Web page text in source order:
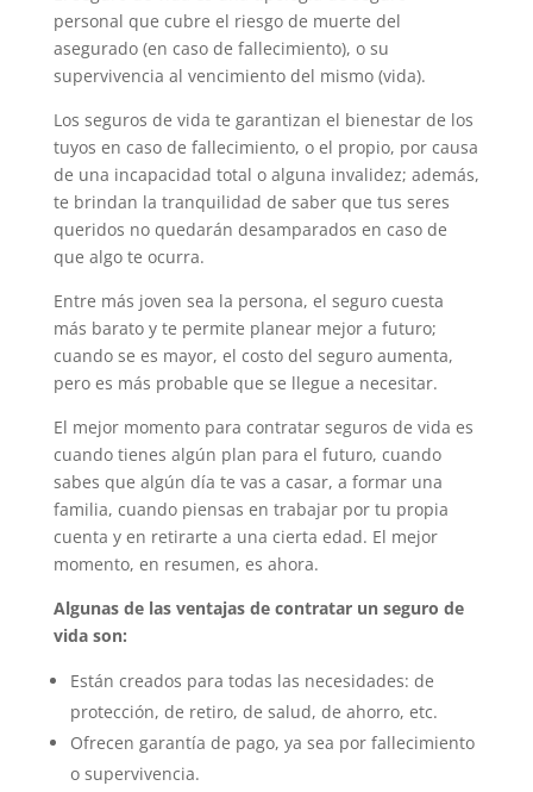
personal que cubre el riesgo de muerte del
asegurado (en caso de fallecimiento), o su
supervivencia al vencimiento del mismo (vida).
Los seguros de vida te garantizan el bienestar de los
tuyos en caso de fallecimiento, o el propio, por causa
de una incapacidad total o alguna invalidez; además,
te brindan la tranquilidad de saber que tus seres
queridos no quedarán desamparados en caso de
que algo te ocurra.
Entre más joven sea la persona, el seguro cuesta
más barato y te permite planear mejor a futuro;
cuando se es mayor, el costo del seguro aumenta,
pero es más probable que se llegue a necesitar.
El mejor momento para contratar seguros de vida es
cuando tienes algún plan para el futuro, cuando
sabes que algún día te vas a casar, a formar una
familia, cuando piensas en trabajar por tu propia
cuenta y en retirarte a una cierta edad. El mejor
momento, en resumen, es ahora.
Algunas de las ventajas de contratar un seguro de
vida son:
Están creados para todas las necesidades: de
protección, de retiro, de salud, de ahorro, etc.
Ofrecen garantía de pago, ya sea por fallecimiento
o supervivencia.